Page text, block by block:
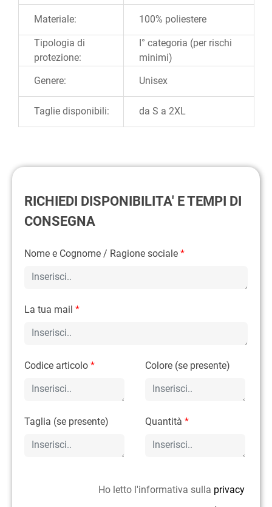
Materiale: 100% poliestere
Tipologia di
protezione:
I° categoria (per rischi
minimi)
Genere:
Unisex
Taglie disponibili: da S a 2XL
RICHIEDI DISPONIBILITA' E TEMPI DI
CONSEGNA
Nome e Cognome / Ragione sociale *
La tua mail *
Codice articolo * Colore (se presente)
Taglia (se presente) Quantità*
Ho letto l'informativa sulla privacy